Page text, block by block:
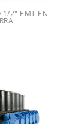
1/2″ EMT EN